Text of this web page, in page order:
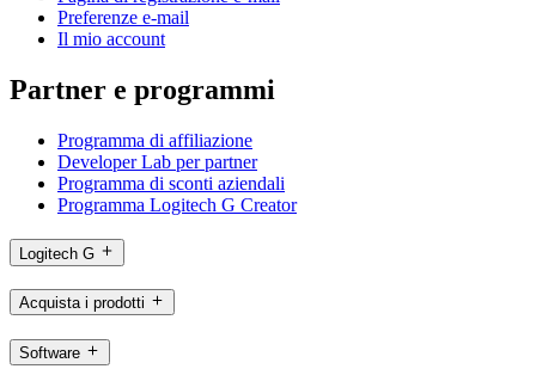
Preferenze e-mail
Il mio account
Partner e programmi
Programma di affiliazione
Developer Lab per partner
Programma di sconti aziendali
Programma Logitech G Creator
Logitech G
Acquista i prodotti
Software